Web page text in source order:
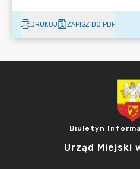
DRUKUJ ZAPISZ DO PDF
Biuletyn
Urząd Miejski